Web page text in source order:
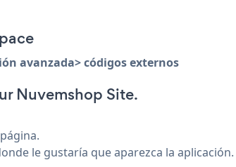
avanzada> códigos externos
Nuvemshop Site.
le gustaría que aparezca la aplicación.